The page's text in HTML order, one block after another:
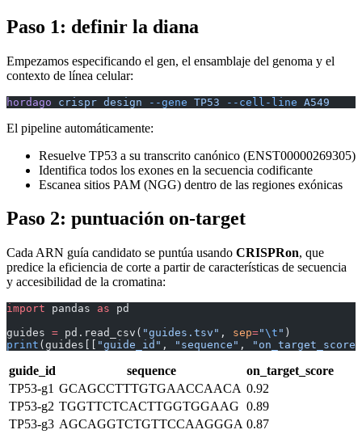
Paso 1: definir la diana
Empezamos especificando el gen, el ensamblaje del genoma y el
contexto de línea celular:
hordago crispr design --gene TP53 --cell-line A549
El pipeline automáticamente:
Resuelve TP53 a su transcrito canónico (ENST00000269305)
Identifica todos los exones en la secuencia codificante
Escanea sitios PAM (NGG) dentro de las regiones exónicas
Paso 2: puntuación on-target
Cada ARN guía candidato se puntúa usando CRISPRon, que
predice la eficiencia de corte a partir de características de secuencia
y accesibilidad de la cromatina:
import pandas as pd
guides = pd.read_csv( "guides.tsv" , sep="\t " )
print (guides[[ "guide_id" , "sequence" , "on_target_score"
guide_id sequence
on_target_score
TP53-g1 GCAGCCTTTGTGAACCAACA 0.92
TP53-g2 TGGTTCTCACTTGGTGGAAG 0.89
TP53-g3 AGCAGGTCTGTTCCAAGGGA 0.87